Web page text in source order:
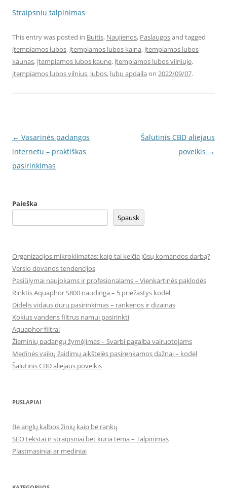
Straipsniu talpinimas
This entry was posted in Buitis, Naujienos, Paslaugosand tagged
įtempiamos lubos, įtempiamos lubos kaina, įtempiamos lubos
kaunas, įtempiamos lubos kaune, įtempiamos lubos vilniuje,
įtempiamos lubos vilnius, lubos, lubu apdaila on 2022/09/07.
Post
navigation
← Vasarinės padangos
internetu – praktiškas
pasirinkimas
Šalutinis CBD aliejaus
poveikis →
Paieška
Spausk
Organizacijos mikroklimatas: kaip tai keičia jūsų komandos darbą?
Verslo dovanos tendencijos
Pasiūlymai naujokams ir profesionalams – Vienkartinės paklodės
Rinktis Aquaphor S800 naudinga – 5 priežastys kodėl
Didelis vidaus durų pasirinkimas – rankenos ir dizainas
Kokius vandens filtrus namui pasirinkti
Aquaphor filtrai
Žieminių padangų žymėjimas – Svarbi pagalba vairuotojams
Medinės vaikų žaidimų aikštelės pasirenkamos dažnai – kodėl
Šalutinis CBD aliejaus poveikis
PUSLAPIAI
Be anglų kalbos žinių kaip be rankų
SEO tekstai ir straipsniai bet kuria tema – Talpinimas
Plastmasiniai ar mediniai